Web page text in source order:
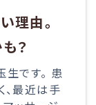
理由。
？
です。 患
、最近は手